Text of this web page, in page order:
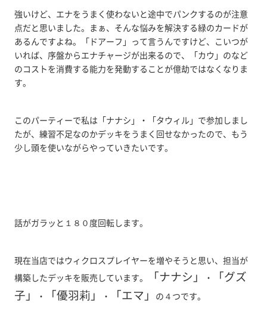
強いけど、エナをうまく使わないと途中でパンクするのが注意
点だと思いました。まぁ、そんな悩みを解決する緑のカードが
あるんですよね。「ドアーフ」って言うんですけど、こいつが
いれば、序盤からエナチャージが出来るので、「カウ」のなど
のコストを消費する能力を発動することが億劫ではなくなりま
す。
このパーティーで私は「ナナシ」・「タウィル」で参加しまし
たが、練習不足なのかデッキをうまく回せなかったので、もう
少し頭を使いながらやっていきたいです。
話がガラッと１８０度回転します。
現在当店ではウィクロスプレイヤーを増やそうと思い、担当が
構築したデッキを販売しています。
「ナナシ」 ・
「グズ
子」
・ 「優羽莉」 ・ 「エマ」 の４つです。